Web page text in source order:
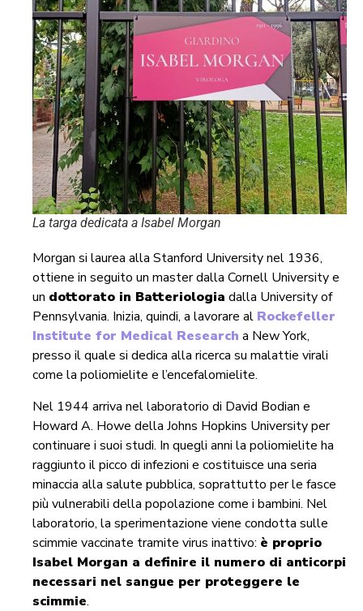
La targa dedicata a Isabel Morgan
Morgan si laurea alla Stanford University nel 1936,
ottiene in seguito un master dalla Cornell University e
un dottorato in Batteriologia dalla University of
Pennsylvania. Inizia, quindi, a lavorare al Rockefeller
Institute for Medical Research a New York,
presso il quale si dedica alla ricerca su malattie virali
come la poliomielite e l’encefalomielite.
Nel 1944 arriva nel laboratorio di David Bodian e
Howard A. Howe della Johns Hopkins University per
continuare i suoi studi. In quegli anni la poliomielite ha
raggiunto il picco di infezioni e costituisce una seria
minaccia alla salute pubblica, soprattutto per le fasce
più vulnerabili della popolazione come i bambini. Nel
laboratorio, la sperimentazione viene condotta sulle
scimmie vaccinate tramite virus inattivo: è proprio
Isabel Morgan a definire il numero di anticorpi
necessari nel sangue per proteggere le
scimmie.